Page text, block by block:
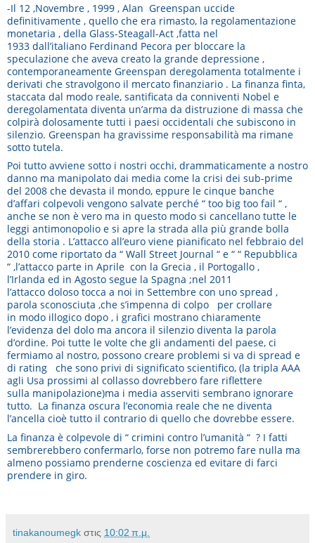
-Il 12 ,Novembre , 1999 , Alan Greenspan uccide
definitivamente , quello che era rimasto, la regolamentazione
monetaria , della Glass-Steagall-Act ,fatta nel
1933 dall’italiano Ferdinand Pecora per bloccare la
speculazione che aveva creato la grande depressione ,
contemporaneamente Greenspan deregolamenta totalmente i
derivati che stravolgono il mercato finanziario . La finanza finta,
staccata dal modo reale, santificata da conniventi Nobel e
deregolamentata diventa un’arma da distruzione di massa che
colpirà dolosamente tutti i paesi occidentali che subiscono in
silenzio. Greenspan ha gravissime responsabilità ma rimane
sotto tutela.
Poi tutto avviene sotto i nostri occhi, drammaticamente a nostro
danno ma manipolato dai media come la crisi dei sub-prime
del 2008 che devasta il mondo, eppure le cinque banche
d’affari colpevoli vengono salvate perché “ too big too fail “ ,
anche se non è vero ma in questo modo si cancellano tutte le
leggi antimonopolio e si apre la strada alla più grande bolla
della storia . L’attacco all’euro viene pianificato nel febbraio del
2010 come riportato da “ Wall Street Journal “ e “ “ Repubblica
“ ,l’attacco parte in Aprile con la Grecia , il Portogallo ,
l’Irlanda ed in Agosto segue la Spagna ;nel 2011
l’attacco doloso tocca a noi in Settembre con uno spread ,
parola sconosciuta ,che s’impenna di colpo per crollare
in modo illogico dopo , i grafici mostrano chiaramente
l’evidenza del dolo ma ancora il silenzio diventa la parola
d’ordine. Poi tutte le volte che gli andamenti del paese, ci
fermiamo al nostro, possono creare problemi si va di spread e
di rating che sono privi di significato scientifico, (la tripla AAA
agli Usa prossimi al collasso dovrebbero fare riflettere
sulla manipolazione)ma i media asserviti sembrano ignorare
tutto. La finanza oscura l’economia reale che ne diventa
l’ancella cioè tutto il contrario di quello che dovrebbe essere.
La finanza è colpevole di “ crimini contro l’umanità “ ? I fatti
sembrerebbero confermarlo, forse non potremo fare nulla ma
almeno possiamo prenderne coscienza ed evitare di farci
prendere in giro.
tinakanoumegk στις 10:02 π.μ.